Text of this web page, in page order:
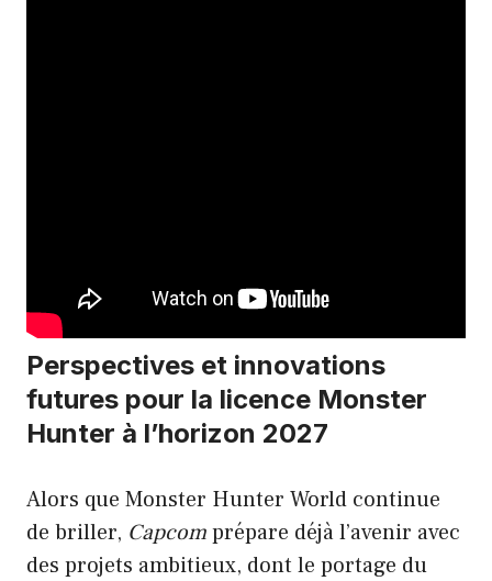
Perspectives et innovations
futures pour la licence Monster
Hunter à l’horizon 2027
Alors que Monster Hunter World continue
de briller, Capcomprépare déjà l’avenir avec
des projets ambitieux, dont le portage du